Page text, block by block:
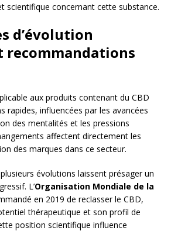
scientifique concernant cette substance.
d’évolution
recommandations
aux produits contenant du CBD
rapides, influencées par les avancées
des mentalités et les pressions
affectent directement les
des marques dans ce secteur.
évolutions laissent présager un
L’Organisation Mondiale de la
en 2019 de reclasser le CBD,
thérapeutique et son profil de
position scientifique influence